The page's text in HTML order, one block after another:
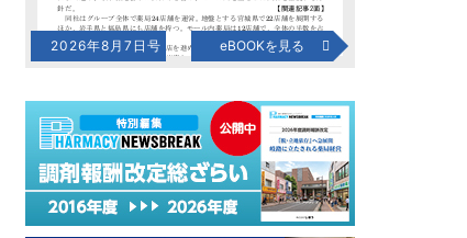
2026年8月7日号 eBOOKを見る